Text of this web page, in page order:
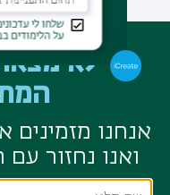
לא
אנחנו מזמינים
ואנו נחזור עם